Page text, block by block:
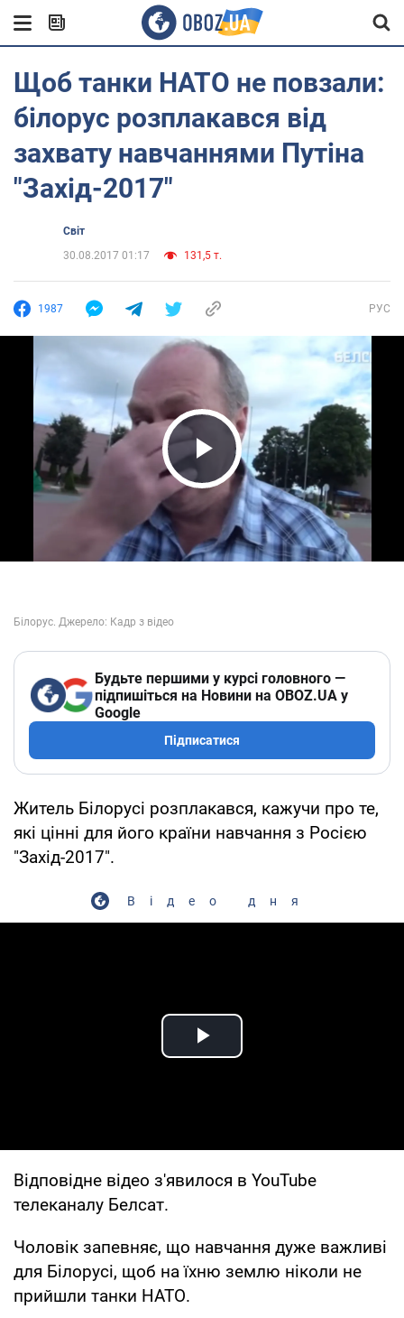
Щоб танки НАТО не повзали:
білорус розплакався від
захвату навчаннями Путіна
"Захід-2017"
Світ
30.08.2017 01:17
131,5 т.
1987 РУС
Play Video
Будьте першими у курсі головного —
підпишіться на Новини на OBOZ.UA у
Google
Підписатися
Житель Білорусі розплакався, кажучи про те,
які цінні для його країни навчання з Росією
"Захід-2017".
Відео дня
Play Video
Відповідне відео з'явилося в YouTube
телеканалу Белсат.
Чоловік запевняє, що навчання дуже важливі
для Білорусі, щоб на їхню землю ніколи не
прийшли танки НАТО.